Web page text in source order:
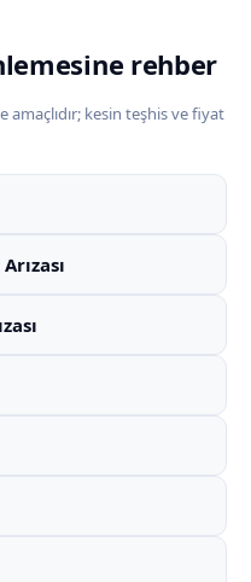
rehber
kesin teşhis ve fiyat